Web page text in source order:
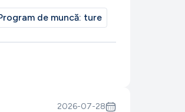
de muncă: ture
2026-07-28